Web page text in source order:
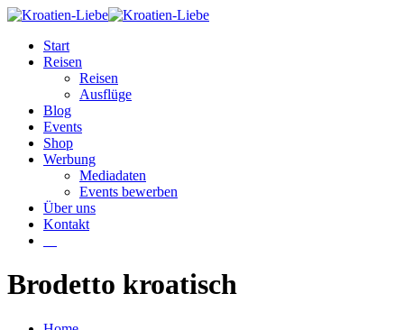
Start
Reisen
Reisen
Ausflüge
Blog
Events
Shop
Werbung
Mediadaten
Events bewerben
Über uns
Kontakt
Brodetto kroatisch